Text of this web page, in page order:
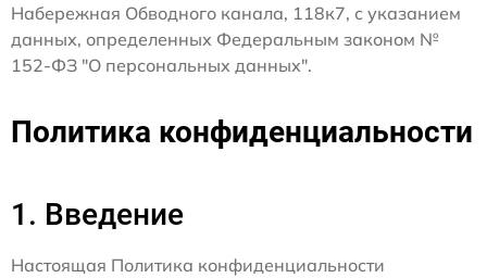
Набережная Обводного канала, 118к7, с указанием
данных, определенных Федеральным законом №
152-ФЗ "О персональных данных".
Политика конфиденциальности
1. Введение
Настоящая Политика конфиденциальности